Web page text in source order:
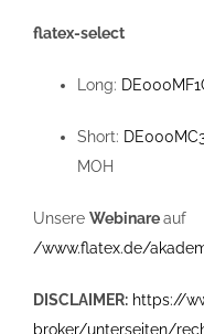
flatex-select
Long:
Short:
MOH
Unsere Webinareauf
/www.flatex.de/
DISCLAIMER: https://
broker/unterseiten/